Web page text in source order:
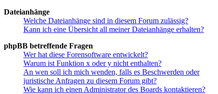
Dateianhänge
Welche Dateianhänge sind in diesem Forum zulässig?
Kann ich eine Übersicht all meiner Dateianhänge erhalten?
phpBB betreffende Fragen
Wer hat diese Forensoftware entwickelt?
Warum ist Funktion x oder y nicht enthalten?
An wen soll ich mich wenden, falls es Beschwerden oder
juristische Anfragen zu diesem Forum gibt?
Wie kann ich einen Administrator des Boards kontaktieren?